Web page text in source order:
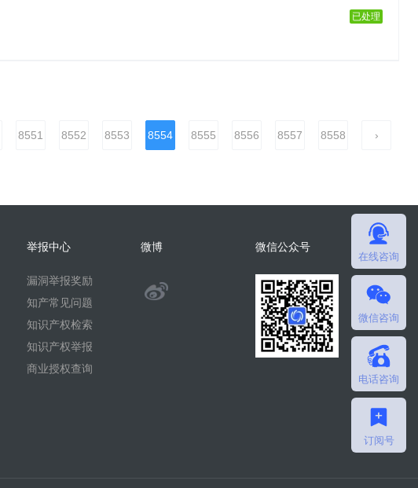
在线咨询
微信咨询
电话咨询
订阅号
已处理
8551 8552 8553 8554 8555 8556 8557 8558 ›
举报中心
漏洞举报奖励
知产常见问题
知识产权检索
知识产权举报
商业授权查询
微博 微信公众号